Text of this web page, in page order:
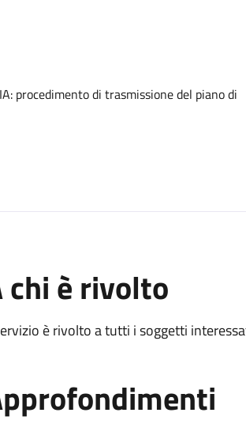
procedimento di trasmissione del piano di
chi è rivolto
è rivolto a tutti i soggetti